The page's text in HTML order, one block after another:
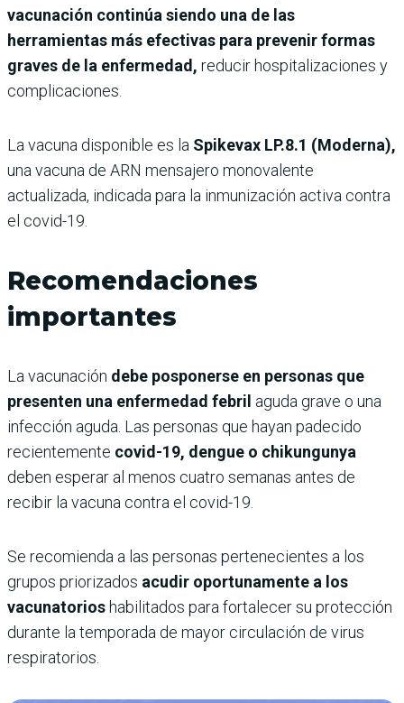
vacunación continúa siendo una de las
herramientas más efectivas para prevenir formas
graves de la enfermedad, reducir hospitalizaciones y
complicaciones.
La vacuna disponible es la Spikevax LP.8.1 (Moderna),
una vacuna de ARN mensajero monovalente
actualizada, indicada para la inmunización activa contra
el covid-19.
Recomendaciones
importantes
La vacunación debe posponerse en personas que
presenten una enfermedad febril aguda grave o una
infección aguda. Las personas que hayan padecido
recientemente covid-19, dengue o chikungunya
deben esperar al menos cuatro semanas antes de
recibir la vacuna contra el covid-19.
Se recomienda a las personas pertenecientes a los
grupos priorizados acudir oportunamente a los
vacunatorioshabilitados para fortalecer su protección
durante la temporada de mayor circulación de virus
respiratorios.